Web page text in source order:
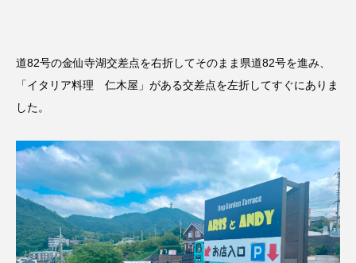
道82号の金仙寺湖交差点を右折してそのまま県道82号を進み、
「イタリア料理 仁木屋」がある交差点を左折してすぐにありま
した。